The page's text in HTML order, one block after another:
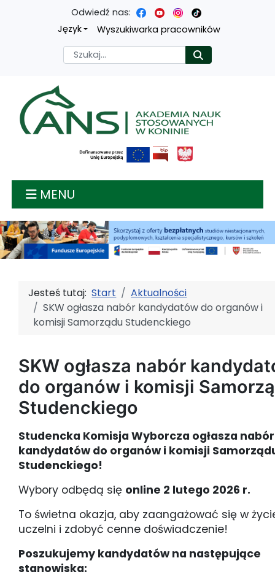
Przejdź
treści
głównej
Przejdź
menu
nawigacyjnego
Przejdź
wyszukiwarki
Przejdź
mapy
strony
Odwiedź nas:
Język
Wyszukiwarka pracowników
Szukaj
Akademia nauk
MENU
Jesteś tutaj:Start
Aktualności
SKW ogłasza nabór kandydatów do organów i
komisji Samorządu Studenckiego
SKW ogłasza nabór
do organów i komisji
Studenckiego
Studencka Komisja Wyborcza ogłasza nabór
kandydatów do organów i komisji
Studenckiego!
Wybory odbędą się online 2 lutego 2026 r.
To świetna okazja, aby zaangażować się w
uczelni i zdobyć cenne doświadczenie!
Poszukujemy kandydatów na następujące
stanowiska: